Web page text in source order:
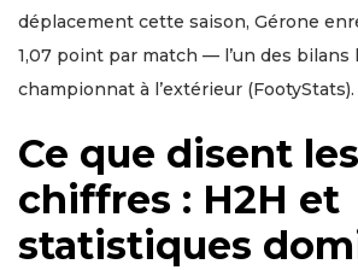
déplacement cette saison, Gérone
1,07 point par match — l’un des bilans
championnat à l’extérieur (FootyStats).
Ce que disent les
chiffres : H2H et
statistiques